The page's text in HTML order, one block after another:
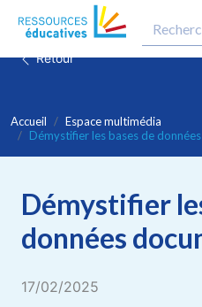
Retour
Accueil
Espace multimédia
Démystifier les bases de
Démystifier
données
17/02/2025